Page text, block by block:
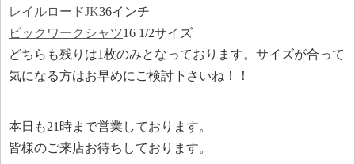
レイルロードJK36インチ
ビックワークシャツ16 1/2サイズ
どちらも残りは1枚のみとなっております。サイズが合って
気になる方はお早めにご検討下さいね！！
本日も21時まで営業しております。
皆様のご来店お待ちしております。